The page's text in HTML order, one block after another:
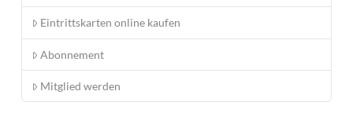
Eintrittskarten online kaufen
Abonnement
Mitglied werden